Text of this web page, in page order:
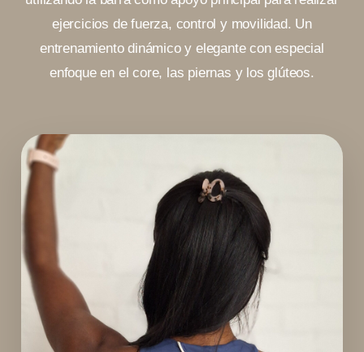
ejercicios de fuerza, control y movilidad. Un
entrenamiento dinámico y elegante con especial
enfoque en el core, las piernas y los glúteos.